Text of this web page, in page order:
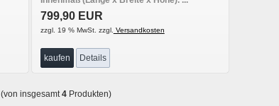
799,90 EUR
zzgl. 19 % MwSt. zzgl. Versandkosten
kaufen Details
(von insgesamt4 Produkten)